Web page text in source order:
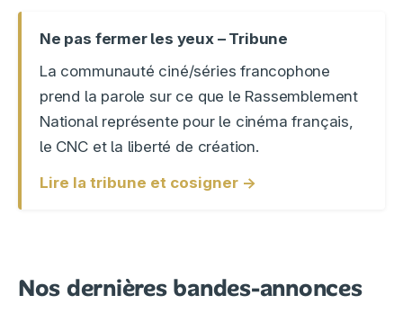
Ne pas fermer les yeux – Tribune
La communauté ciné/séries francophone
prend la parole sur ce que le Rassemblement
National représente pour le cinéma français,
le CNC et la liberté de création.
Lire la tribune et cosigner →
Nos dernières bandes-annonces